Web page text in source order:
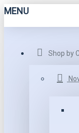
MENU
Shop by